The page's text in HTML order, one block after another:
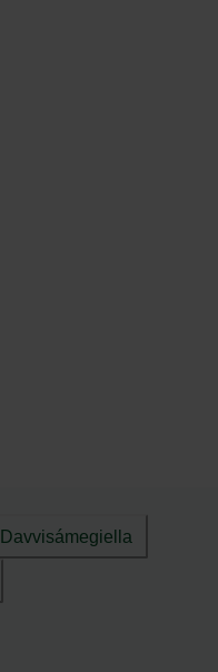
Davvisámegiella